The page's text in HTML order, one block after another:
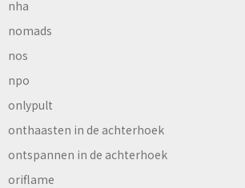
nha
nomads
nos
npo
onlypult
onthaasten in de achterhoek
ontspannen in de achterhoek
oriflame